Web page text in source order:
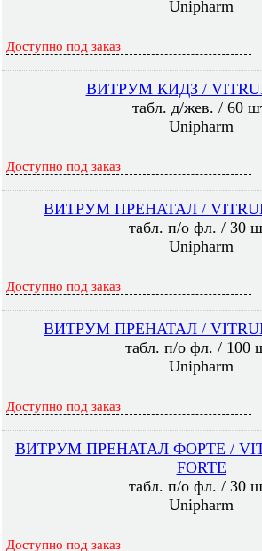
Unipharm
Доступно под заказ
ВИТРУМ КИДЗ /
табл. д/жев. / 60
Unipharm
Доступно под заказ
ВИТРУМ ПРЕНАТАЛ /
табл. п/о фл. / 30
Unipharm
Доступно под заказ
ВИТРУМ ПРЕНАТАЛ /
табл. п/о фл. / 100
Unipharm
Доступно под заказ
ВИТРУМ ПРЕНАТАЛ ФОРТЕ /
FORTE
табл. п/о фл. / 30
Unipharm
Доступно под заказ